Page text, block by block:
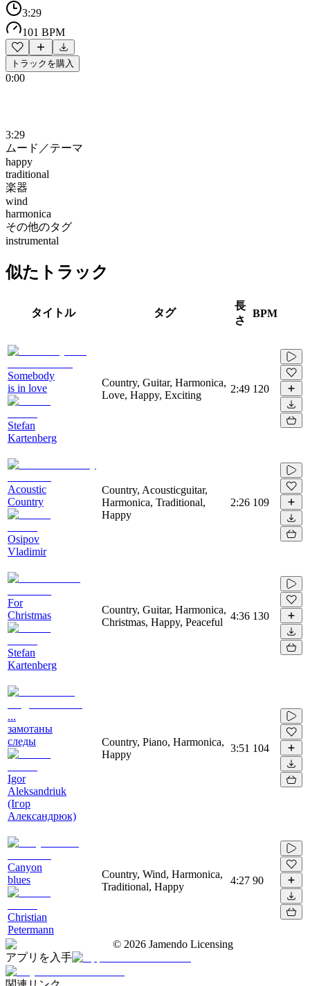
3:29
101 BPM
トラックを購入
0:00
3:29
ムード／テーマ
happy
traditional
楽器
wind
harmonica
その他のタグ
instrumental
似たトラック
タイトル タグ
長
さ
BPM
Somebody
is in love
Stefan
Kartenberg
Country, Guitar, Harmonica,
Love, Happy, Exciting
2:49 120
Acoustic
Country
Osipov
Vladimir
Country, Acousticguitar,
Harmonica, Traditional,
Happy
2:26 109
For
Christmas
Stefan
Kartenberg
Country, Guitar, Harmonica,
Christmas, Happy, Peaceful
4:36 130
...
замотаны
следы
Igor
Aleksandriuk
(Ігор
Александрюк)
Country, Piano, Harmonica,
Happy
3:51 104
Canyon
blues
Christian
Petermann
Country, Wind, Harmonica,
Traditional, Happy
4:27 90
© 2026 Jamendo Licensing
アプリを入手